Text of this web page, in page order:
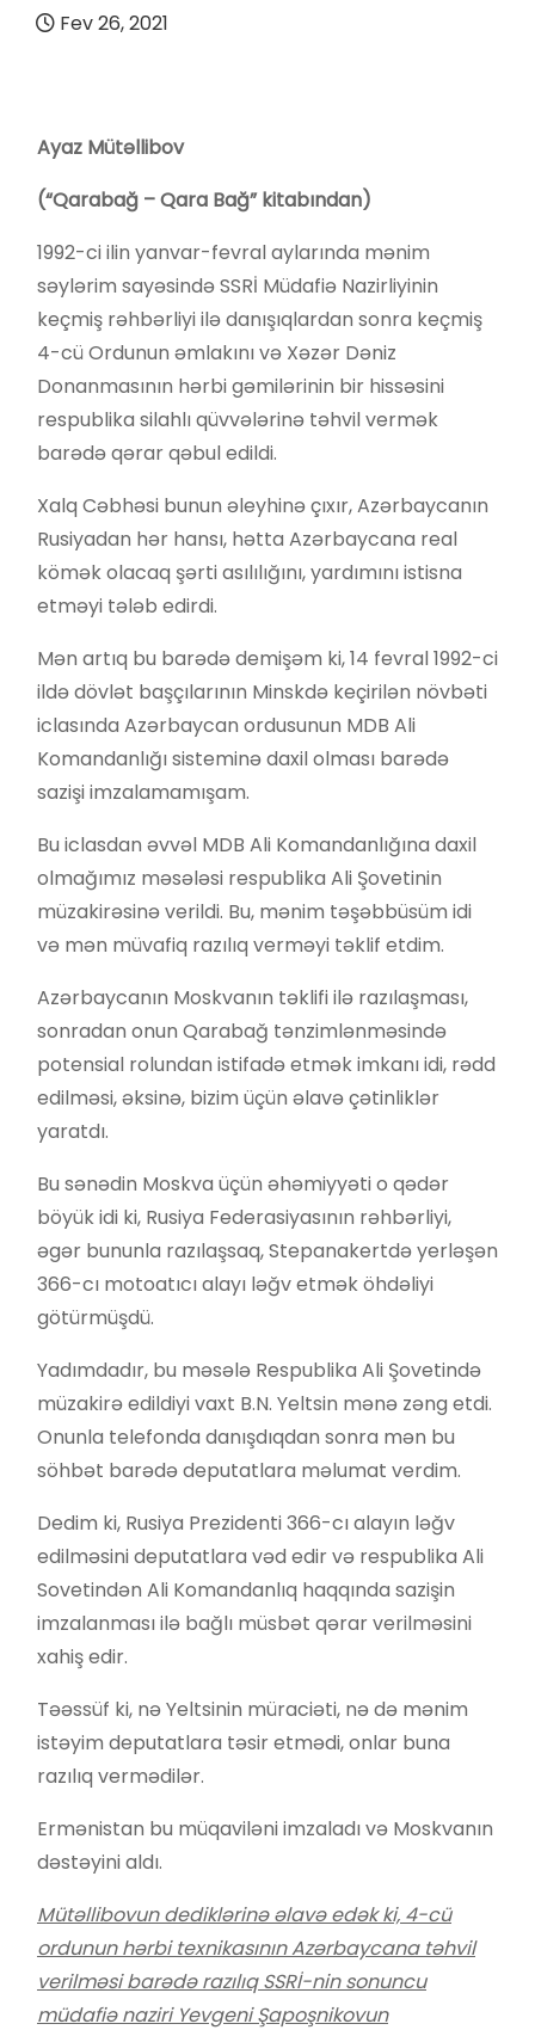
Fev 26, 2021
Ayaz Mütəllibov
(“Qarabağ – Qara Bağ” kitabından)
1992-ci ilin yanvar-fevral aylarında mənim
səylərim sayəsində SSRİ Müdafiə Nazirliyinin
keçmiş rəhbərliyi ilə danışıqlardan sonra keçmiş
4-cü Ordunun əmlakını və Xəzər Dəniz
Donanmasının hərbi gəmilərinin bir hissəsini
respublika silahlı qüvvələrinə təhvil vermək
barədə qərar qəbul edildi.
Xalq Cəbhəsi bunun əleyhinə çıxır, Azərbaycanın
Rusiyadan hər hansı, hətta Azərbaycana real
kömək olacaq şərti asılılığını, yardımını istisna
etməyi tələb edirdi.
Mən artıq bu barədə demişəm ki, 14 fevral 1992-ci
ildə dövlət başçılarının Minskdə keçirilən növbəti
iclasında Azərbaycan ordusunun MDB Ali
Komandanlığı sisteminə daxil olması barədə
sazişi imzalamamışam.
Bu iclasdan əvvəl MDB Ali Komandanlığına daxil
olmağımız məsələsi respublika Ali Şovetinin
müzakirəsinə verildi. Bu, mənim təşəbbüsüm idi
və mən müvafiq razılıq verməyi təklif etdim.
Azərbaycanın Moskvanın təklifi ilə razılaşması,
sonradan onun Qarabağ tənzimlənməsində
potensial rolundan istifadə etmək imkanı idi, rədd
edilməsi, əksinə, bizim üçün əlavə çətinliklər
yaratdı.
Bu sənədin Moskva üçün əhəmiyyəti o qədər
böyük idi ki, Rusiya Federasiyasının rəhbərliyi,
əgər bununla razılaşsaq, Stepanakertdə yerləşən
366-cı motoatıcı alayı ləğv etmək öhdəliyi
götürmüşdü.
Yadımdadır, bu məsələ Respublika Ali Şovetində
müzakirə edildiyi vaxt B.N. Yeltsin mənə zəng etdi.
Onunla telefonda danışdıqdan sonra mən bu
söhbət barədə deputatlara məlumat verdim.
Dedim ki, Rusiya Prezidenti 366-cı alayın ləğv
edilməsini deputatlara vəd edir və respublika Ali
Sovetindən Ali Komandanlıq haqqında sazişin
imzalanması ilə bağlı müsbət qərar verilməsini
xahiş edir.
Təəssüf ki, nə Yeltsinin müraciəti, nə də mənim
istəyim deputatlara təsir etmədi, onlar buna
razılıq vermədilər.
Ermənistan bu müqaviləni imzaladı və Moskvanın
dəstəyini aldı.
Mütəllibovun dediklərinə əlavə edək ki, 4-cü
ordununhərbi texnikasınınAzərbaycanatəhvil
verilməsi barədə razılıqSSRİ-nin sonuncu
müdafiə naziri Yevgeni Şapoşnikovun